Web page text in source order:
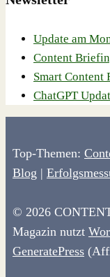
Update am
Content
Smart Content
ChatGPT
Top-Themen:
Blog |
© 2026
Magazin nutzt
GeneratePress